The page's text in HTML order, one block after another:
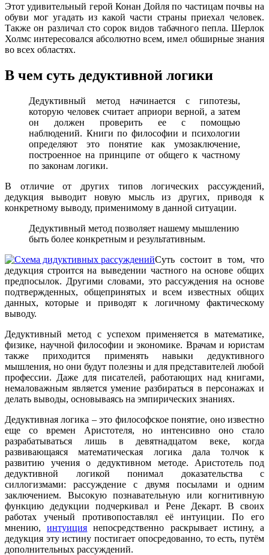
Этот удивительный герой Конан Дойля по частицам почвы на
обуви мог угадать из какой части страны приехал человек.
Также он различал сто сорок видов табачного пепла. Шерлок
Холмс интересовался абсолютно всем, имел обширные знания
во всех областях.
В чем суть дедуктивной логики
Дедуктивный метод начинается с гипотезы,
которую человек считает априори верной, а затем
он должен проверить ее с помощью
наблюдений. Книги по философии и психологии
определяют это понятие как умозаключение,
построенное на принципе от общего к частному
по законам логики.
В отличие от других типов логических рассуждений,
дедукция выводит новую мысль из других, приводя к
конкретному выводу, применимому в данной ситуации.
Дедуктивный метод позволяет нашему мышлению
быть более конкретным и результативным.
Суть состоит в том, что
дедукция строится на выведении частного на основе общих
предпосылок. Другими словами, это рассуждения на основе
подтвержденных, общепринятых и всем известных общих
данных, которые и приводят к логичному фактическому
выводу.
Дедуктивный метод с успехом применяется в математике,
физике, научной философии и экономике. Врачам и юристам
также приходится применять навыки дедуктивного
мышления, но они будут полезны и для представителей любой
профессии. Даже для писателей, работающих над книгами,
немаловажным является умение разбираться в персонажах и
делать выводы, основываясь на эмпирических знаниях.
Дедуктивная логика – это философское понятие, оно известно
еще со времен Аристотеля, но интенсивно оно стало
разрабатываться лишь в девятнадцатом веке, когда
развивающаяся математическая логика дала толчок к
развитию учения о дедуктивном методе. Аристотель под
дедуктивной логикой понимал доказательства с
силлогизмами: рассуждение с двумя посылами и одним
заключением. Высокую познавательную или когнитивную
функцию дедукции подчеркивал и Рене Декарт. В своих
работах ученый противопоставлял её интуиции. По его
мнению,интуиция непосредственно раскрывает истину, а
дедукция эту истину постигает опосредованно, то есть, путём
дополнительных рассуждений.